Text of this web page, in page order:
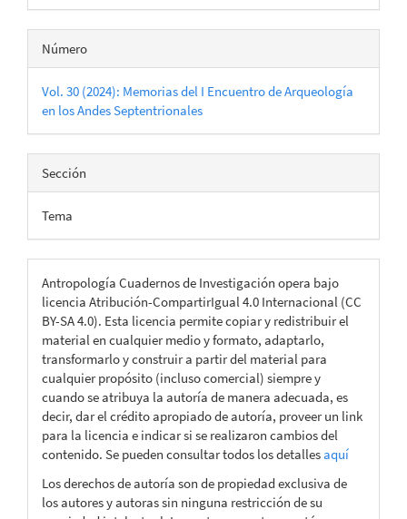
Número
Vol. 30 (2024): Memorias del I Encuentro de Arqueología
en los Andes Septentrionales
Sección
Tema
Antropología Cuadernos de Investigación opera bajo
licencia Atribución-CompartirIgual 4.0 Internacional (CC
BY-SA 4.0). Esta licencia permite copiar y redistribuir el
material en cualquier medio y formato, adaptarlo,
transformarlo y construir a partir del material para
cualquier propósito (incluso comercial) siempre y
cuando se atribuya la autoría de manera adecuada, es
decir, dar el crédito apropiado de autoría, proveer un link
para la licencia e indicar si se realizaron cambios del
contenido. Se pueden consultar todos los detallesaquí
Los derechos de autoría son de propiedad exclusiva de
los autores y autoras sin ninguna restricción de su